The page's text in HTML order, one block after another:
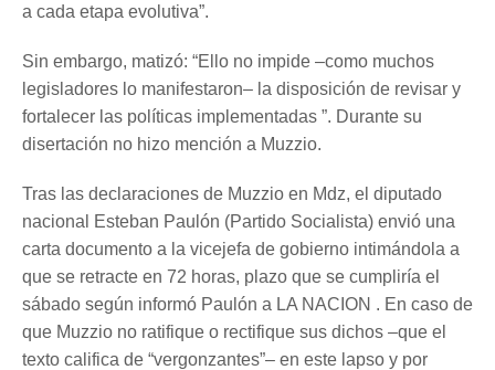
a cada etapa evolutiva”.
Sin embargo, matizó: “Ello no impide –como muchos
legisladores lo manifestaron– la disposición de revisar y
fortalecer las políticas implementadas ”. Durante su
disertación no hizo mención a Muzzio.
Tras las declaraciones de Muzzio en Mdz, el diputado
nacional Esteban Paulón (Partido Socialista) envió una
carta documento a la vicejefa de gobierno intimándola a
que se retracte en 72 horas, plazo que se cumpliría el
sábado según informó Paulón a LA NACION . En caso de
que Muzzio no ratifique o rectifique sus dichos –que el
texto califica de “vergonzantes”– en este lapso y por